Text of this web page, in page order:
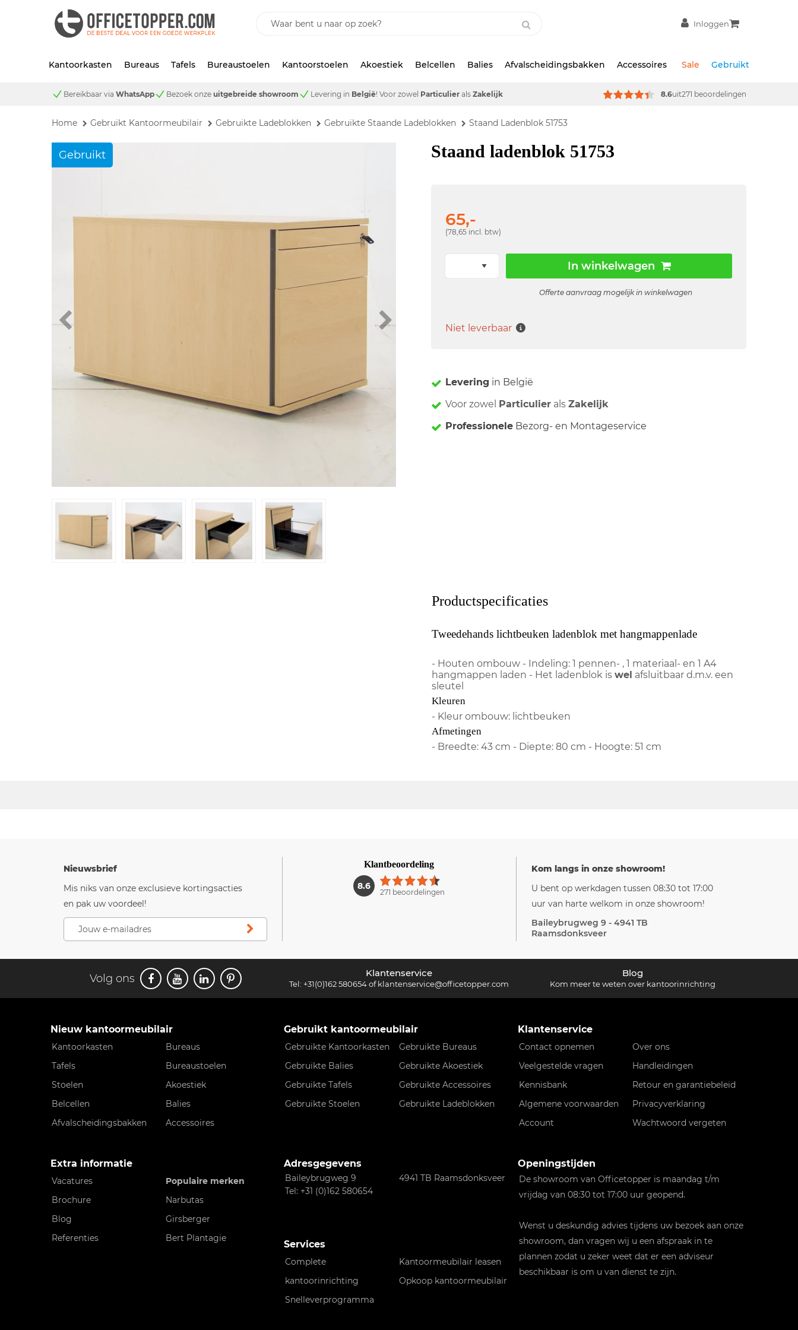
Inloggen
Kantoorkasten Bureaus Tafels Bureaustoelen Kantoorstoelen Akoestiek Belcellen Balies Afvalscheidingsbakken Accessoires Sale Gebruikt
Bereikbaar via WhatsApp Bezoek onze uitgebreide showroom Levering in België! Voor zowel Particulier als Zakelijk 8.6uit271 beoordelingen
Home Gebruikt Kantoormeubilair Gebruikte Ladeblokken Gebruikte Staande Ladeblokken Staand Ladenblok 51753
Gebruikt Staand ladenblok 51753
65,-
(78,65 incl. btw)
In winkelwagen
Offerte aanvraag mogelijk in winkelwagen
Niet leverbaar
Levering in België
Voor zowel Particulier alsZakelijk
Professionele Bezorg- en Montageservice
Productspecificaties
Tweedehands lichtbeuken ladenblok met hangmappenlade
- Houten ombouw - Indeling: 1 pennen- , 1 materiaal- en 1 A4
hangmappen laden - Het ladenblok is wel afsluitbaar d.m.v. een
sleutel
Kleuren
- Kleur ombouw: lichtbeuken
Afmetingen
- Breedte: 43 cm - Diepte: 80 cm - Hoogte: 51 cm
Nieuwsbrief
Mis niks van onze exclusieve kortingsacties
en pak uw voordeel!
Klantbeoordeling
8.6 1
271 beoordelingen
Kom langs in onze showroom!
U bent op werkdagen tussen 08:30 tot 17:00
uur van harte welkom in onze showroom!
Baileybrugweg 9 - 4941 TB
Raamsdonksveer
Volg ons Klantenservice
Tel: +31(0)162 580654ofklantenservice@officetopper.com
Blog
Kom meer te weten over kantoorinrichting
Nieuw kantoormeubilair
Kantoorkasten
Bureaus
Tafels
Bureaustoelen
Stoelen
Akoestiek
Belcellen
Balies
Afvalscheidingsbakken
Accessoires
Extra informatie
Vacatures
Populaire merken
Brochure
Narbutas
Blog
Girsberger
Referenties
Bert Plantagie
Gebruikt kantoormeubilair
Gebruikte Kantoorkasten
Gebruikte Bureaus
Gebruikte Balies
Gebruikte Akoestiek
Gebruikte Tafels
Gebruikte Accessoires
Gebruikte Stoelen
Gebruikte Ladeblokken
Adresgegevens
Baileybrugweg 9
4941 TB Raamsdonksveer
Tel: +31 (0)162 580654
Services
Complete
kantoorinrichting
Kantoormeubilair leasen
Opkoop kantoormeubilair
Snelleverprogramma
Klantenservice
Contact opnemen
Over ons
Veelgestelde vragen
Handleidingen
Kennisbank
Retour en garantiebeleid
Algemene voorwaarden
Privacyverklaring
Account
Wachtwoord vergeten
Openingstijden
De showroom van Officetopper is maandag t/m
vrijdag van 08:30 tot 17:00 uur geopend.
Wenst u deskundig advies tijdens uw bezoek aan onze
showroom, dan vragen wij u een afspraak in te
plannen zodat u zeker weet dat er een adviseur
beschikbaar is om u van dienst te zijn.